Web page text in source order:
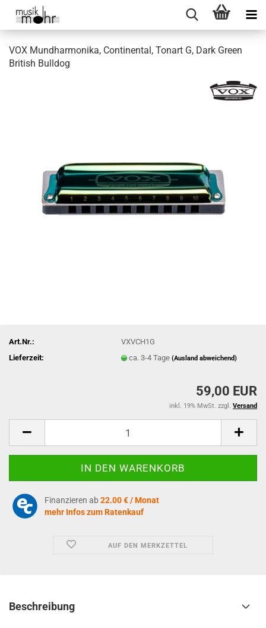
VOX Mundharmonika, Continental, Tonart G, Dark Green
British Bulldog
Art.Nr.:
VXVCH1G
Lieferzeit:
ca. 3-4 Tage(Ausland abweichend)
59,00 EUR
inkl. 19% MwSt. zzgl. Versand
Finanzieren ab 22.00 € / Monat
mehr Infos zum Ratenkauf
AUF DEN MERKZETTEL
Beschreibung